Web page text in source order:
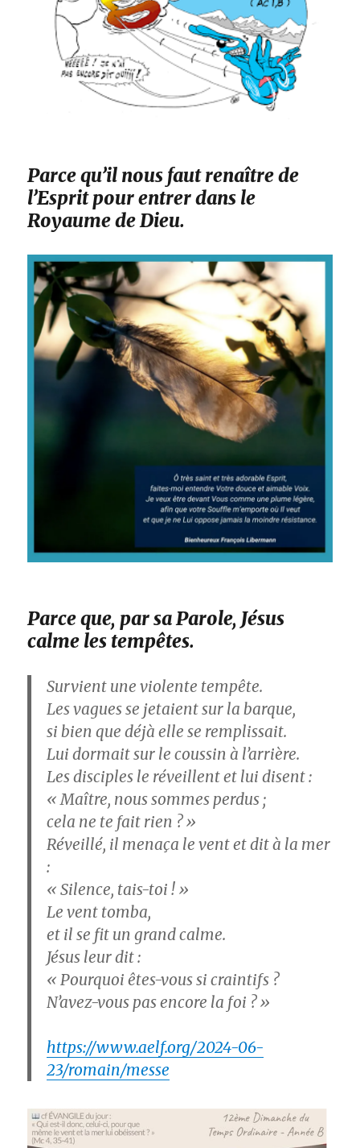
Parce qu’il nous faut renaître de
l’Esprit pour entrer dans le
Royaume de Dieu.
Parce que, par sa Parole, Jésus
calme les tempêtes.
Survient une violente tempête.
Les vagues se jetaient sur la barque,
si bien que déjà elle se remplissait.
Lui dormait sur le coussin à l’arrière.
Les disciples le réveillent et lui disent :
« Maître, nous sommes perdus ;
cela ne te fait rien ? »
Réveillé, il menaça le vent et dit à la mer
:
« Silence, tais-toi ! »
Le vent tomba,
et il se fit un grand calme.
Jésus leur dit :
« Pourquoi êtes-vous si craintifs ?
N’avez-vous pas encore la foi ? »
https://www.aelf.org/2024-06-
23/romain/messe